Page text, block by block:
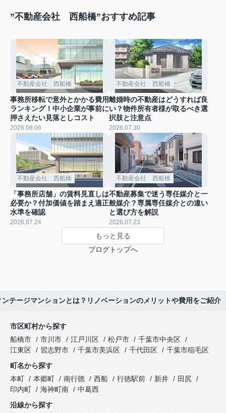
”不動産会社 西船橋”おすすめ記事
不動産会社 西船橋
事務所移転で意外とかかる費用
ランキング！中小企業が事前に
押さえたい見落としコスト
2026.08.06
不動産会社 西船橋
離婚時の不動産はどうすれば良
い？物件所有者様が取るべき選
択肢と注意点
2026.07.30
不動産会社 西船橋
「事務所店舗」の賃料見直しは
必要か？付加価値を踏まえ適正
水準を確認
2026.07.24
不動産会社 西船橋
不動産募集で迷う専任媒介と一
般媒介？専属専任媒介との違い
と選び方を解説
2026.07.23
もっと見る
ブログトップへ
ンテージマンションとは？リノベーションのメリットや費用をご紹介
市区町村から探す
船橋市
市川市 江戸川区 松戸市
千葉市中央区
江東区
習志野市 千葉市美浜区 千代田区
千葉市稲毛区
町名から探す
本町
本郷町 南行徳 西船 行徳駅前 新井
田尻
印内町
海神町南
中葛西
沿線から探す